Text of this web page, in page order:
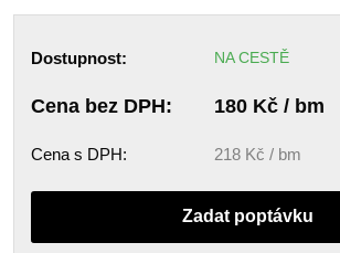
Dostupnost: NA CESTĚ
180 Kč / bm
Cena bez DPH:
218 Kč / bm
Cena s DPH:
Zadat poptávku